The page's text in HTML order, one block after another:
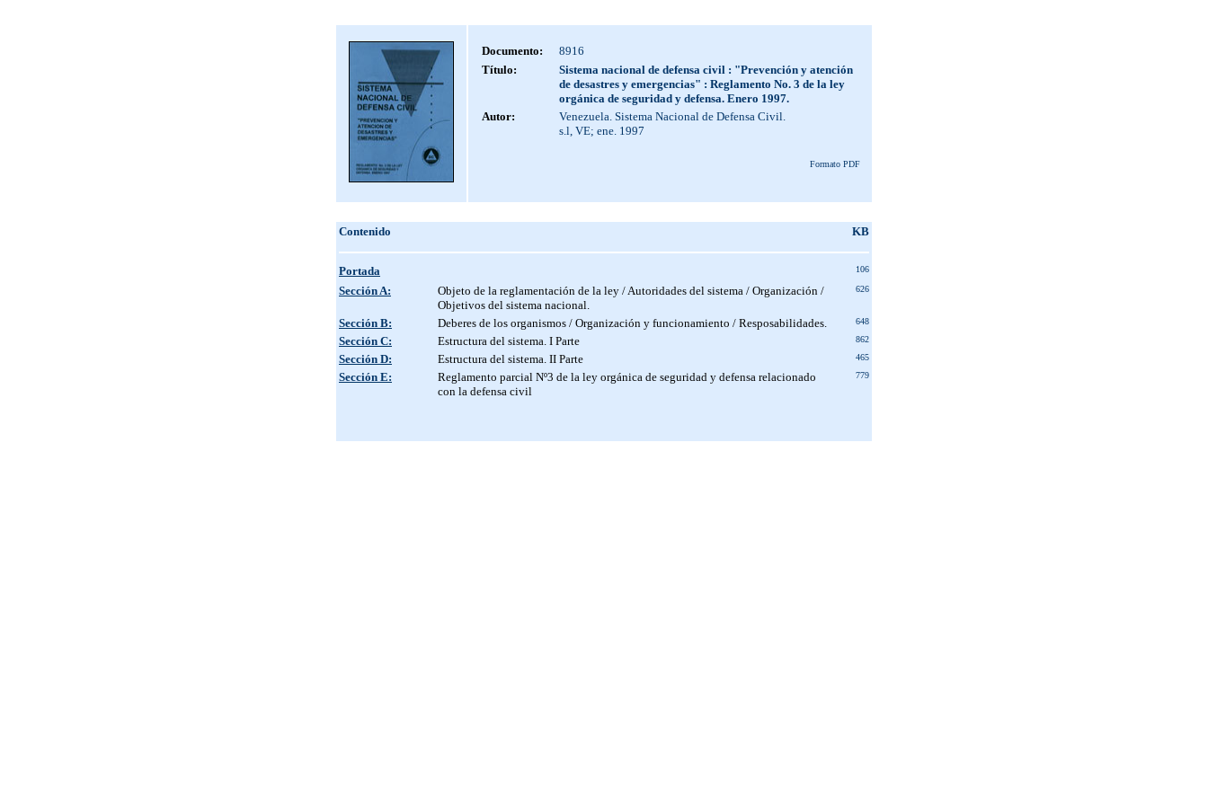
Documento:
8916
Título:
Sistema nacional de defensa civil : "Prevención y atención
de desastres y emergencias" : Reglamento No. 3 de la ley
orgánica de seguridad y defensa. Enero 1997.
Autor:
Venezuela. Sistema Nacional de Defensa Civil.
s.l, VE; ene. 1997
Formato PDF
Contenido KB
Portada 106
Sección A:
Objeto de la reglamentación de la ley / Autoridades del sistema / Organización /
Objetivos del sistema nacional.
626
Sección B: Deberes de los organismos / Organización y funcionamiento / Resposabilidades. 648
Sección C: Estructura del sistema. I Parte 862
Sección D: Estructura del sistema. II Parte 465
Sección E:
Reglamento parcial Nº3 de la ley orgánica de seguridad y defensa relacionado
con la defensa civil
779